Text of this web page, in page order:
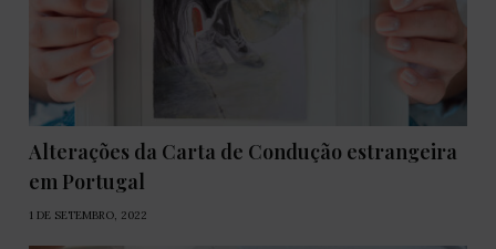
Alterações da Carta de Condução estrangeira
em Portugal
1 DE SETEMBRO, 2022